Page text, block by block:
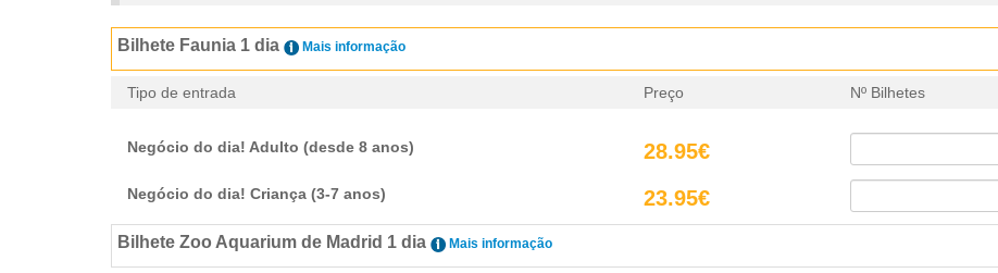
Bilhete Faunia 1 dia Mais informação
Tipo de entrada Preço Nº Bilhetes
Negócio do dia! Adulto (desde 8 anos) 28.95€
Negócio do dia! Criança (3-7 anos) 23.95€
Bilhete Zoo Aquarium de Madrid 1 dia Mais informação